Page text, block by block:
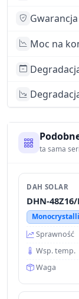
Moc na
ta sama
DAH SOLAR
DHN-
Sprawność
Wsp. temp.
Waga